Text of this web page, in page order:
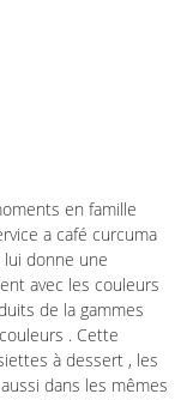
en famille
a café curcuma
lui donne une
avec les couleurs
de la gammes
. Cette
à dessert , les
dans les mêmes